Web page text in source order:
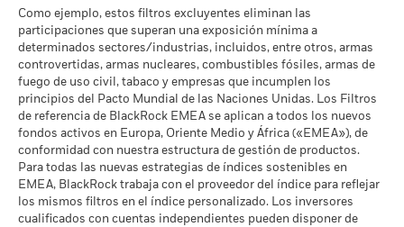
distinta de la utilizada para el cálculo de la rentabilidad
pasada. Fuente: Blackrock
circunstancias extremas de los mercados.
Intensidad Media Ponderada
de Exposición al Carbono de
MSCI (toneladas de
emisiones de CO2 / millón de
$ en ventas)
a 17 jul 2026
Porcentaje de Cobertura ESG
de MSCI
a 17 jul 2026
98,97
Puntuación de Calidad ESG
de MSCI - Percentil entre
Empresas Similares
a 17 jul 2026
a 30 jun 2026
MSCI - Arenas Bituminosas
a 30 jun 2026
0,00%
Cobertura de Implicación
Empresarial
a 30 jun 2026
97,21%
Porcentaje del Fondo no
cubierto
2,81%
Como ejemplo, estos filtros excluyentes eliminan las
participaciones que superan una exposición mínima a
determinados sectores/industrias, incluidos, entre otros, armas
controvertidas, armas nucleares, combustibles fósiles, armas de
fuego de uso civil, tabaco y empresas que incumplen los
principios del Pacto Mundial de las Naciones Unidas. Los Filtros
de referencia de BlackRock EMEA se aplican a todos los nuevos
fondos activos en Europa, Oriente Medio y África («EMEA»), de
conformidad con nuestra estructura de gestión de productos.
Para todas las nuevas estrategias de índices sostenibles en
EMEA, BlackRock trabaja con el proveedor del índice para reflejar
los mismos filtros en el índice personalizado. Los inversores
cualificados con cuentas independientes pueden disponer de